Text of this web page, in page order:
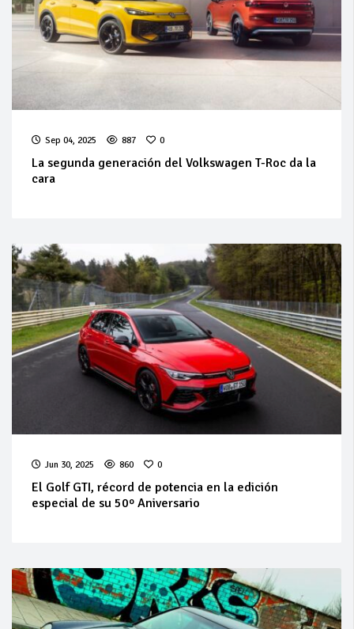
Sep 04, 2025 887 0
La segunda generación del Volkswagen T-Roc da la
cara
Jun 30, 2025 860 0
El Golf GTI, récord de potencia en la edición
especial de su 50º Aniversario